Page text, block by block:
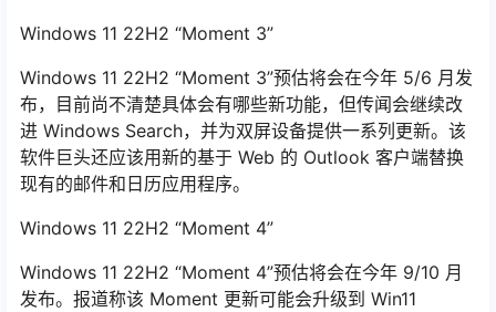
Windows 11 22H2 “Moment 3”
Windows 11 22H2 “Moment 3”预估将会在今年 5/6 月发
布，目前尚不清楚具体会有哪些新功能，但传闻会继续改
进 Windows Search，并为双屏设备提供一系列更新。该
软件巨头还应该用新的基于 Web 的 Outlook 客户端替换
现有的邮件和日历应用程序。
Windows 11 22H2 “Moment 4”
Windows 11 22H2 “Moment 4”预估将会在今年 9/10 月
发布。报道称该 Moment 更新可能会升级到 Win11